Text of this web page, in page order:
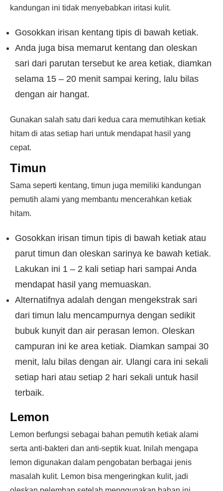
kandungan ini tidak menyebabkan iritasi kulit.
Gosokkan irisan kentang tipis di bawah ketiak.
Anda juga bisa memarut kentang dan oleskan
sari dari parutan tersebut ke area ketiak, diamkan
selama 15 – 20 menit sampai kering, lalu bilas
dengan air hangat.
Gunakan salah satu dari kedua cara memutihkan ketiak
hitam di atas setiap hari untuk mendapat hasil yang
cepat.
Timun
Sama seperti kentang, timun juga memiliki kandungan
pemutih alami yang membantu mencerahkan ketiak
hitam.
Gosokkan irisan timun tipis di bawah ketiak atau
parut timun dan oleskan sarinya ke bawah ketiak.
Lakukan ini 1 – 2 kali setiap hari sampai Anda
mendapat hasil yang memuaskan.
Alternatifnya adalah dengan mengekstrak sari
dari timun lalu mencampurnya dengan sedikit
bubuk kunyit dan air perasan lemon. Oleskan
campuran ini ke area ketiak. Diamkan sampai 30
menit, lalu bilas dengan air. Ulangi cara ini sekali
setiap hari atau setiap 2 hari sekali untuk hasil
terbaik.
Lemon
Lemon berfungsi sebagai bahan pemutih ketiak alami
serta anti-bakteri dan anti-septik kuat. Inilah mengapa
lemon digunakan dalam pengobatan berbagai jenis
masalah kulit. Lemon bisa mengeringkan kulit, jadi